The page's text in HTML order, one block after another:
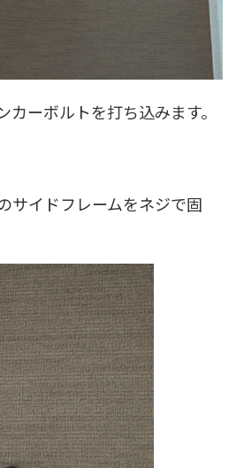
ーボルトを打ち込みます。
サイドフレームをネジで固